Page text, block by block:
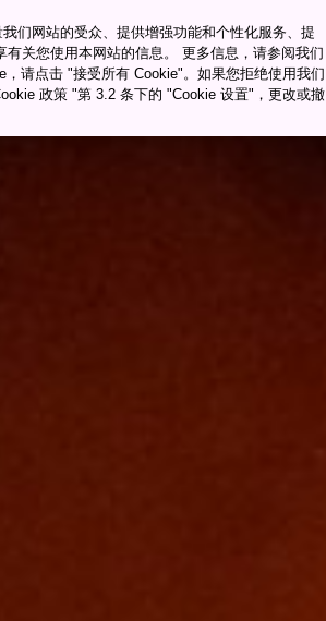
旅行�ȝ�� 旅行计划
们网站的受众、提供增强功能和个性化服务、提
关您使用本网站的信息。 更多信息，请参阅我们
请点击 "接受所有 Cookie"。如果您拒绝使用我们
政策 "第 3.2 条下的 "Cookie 设置"，更改或撤